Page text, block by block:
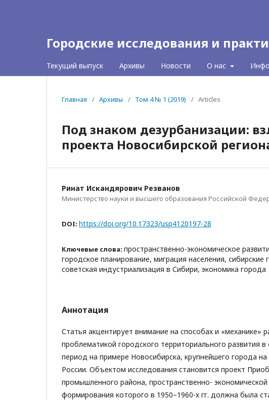
Городские исследования и
Текущий выпуск Архивы Новости О нас
Главная / Архивы / Том 4 № 1 (2019) / Articles
Под знаком дезурбанизации:
проекта Новосибирской
Ринат Искандярович Резванов
Министерство науки и высшего образования Российской
DOI: https://doi.org/10.17323/usp4120197-28
Ключевые слова: пространственно-экономическое
городское планирование, миграция населения, сибирские
советская индустриализация в Сибири, экономика города
Аннотация
Статья акцентирует внимание на способах и «механике»
проблематикой городского территориального развития в
период на примере Новосибирска, крупнейшего города на
России. Объектом исследования становится проект
промышленного района, пространственно-
формирования которого в 1950–1960-х гг. должна была